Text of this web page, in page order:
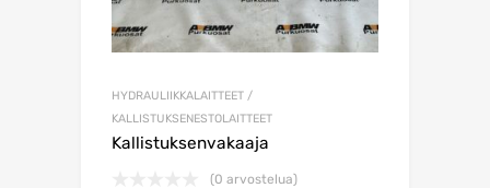
HYDRAULIIKKALAITTEET /
KALLISTUKSENESTOLAITTEET
Kallistuksenvakaaja
(0 arvostelua)